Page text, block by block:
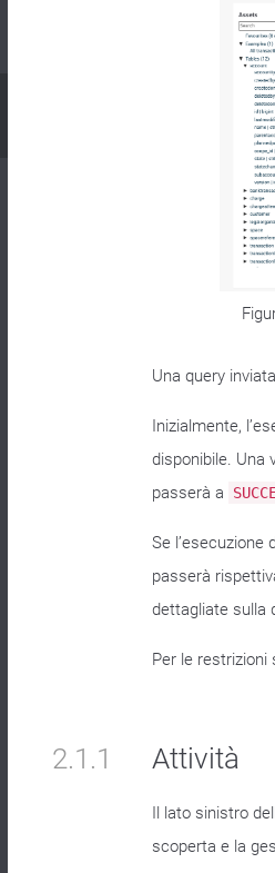
Una query
Inizialmente,
disponibile. Una
passerà a
Se
passerà
dettagliate sulla
Per le restrizioni
2.1.1 Attività
Il lato sinistro
scoperta e la